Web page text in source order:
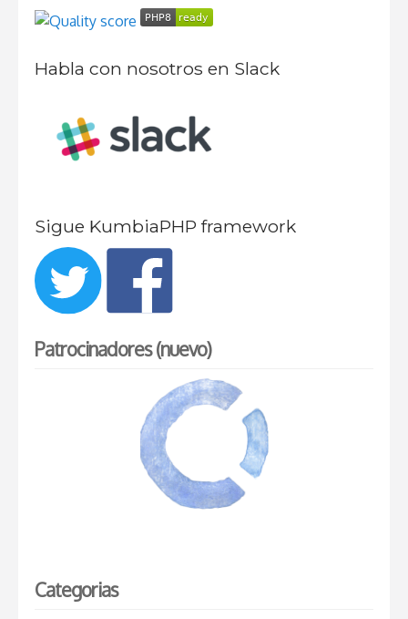
Habla con nosotros en Slack
Sigue KumbiaPHP framework
Patrocinadores (nuevo)
Categorias